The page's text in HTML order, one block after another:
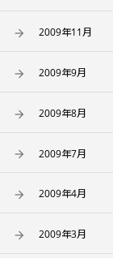
2009年11月
2009年9月
2009年8月
2009年7月
2009年4月
2009年3月